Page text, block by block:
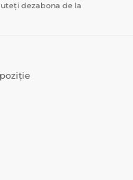
dezabona de la